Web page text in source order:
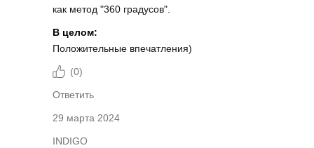
как метод "360 градусов".
В целом:
Положительные впечатления)
(0)
Ответить
29 марта 2024
INDIGO